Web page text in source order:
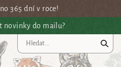
365 dní v roce!
novinky do mailu?